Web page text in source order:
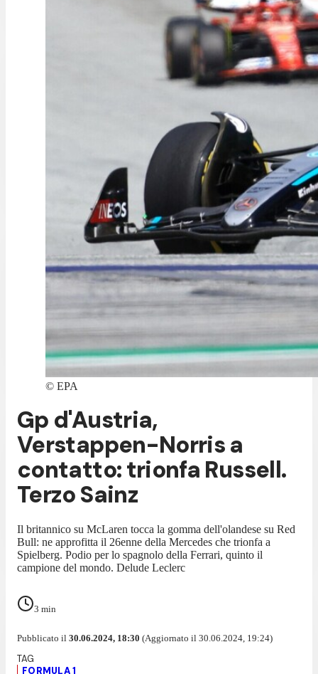
© EPA
Gp d'Austria,
Verstappen-Norris a
contatto: trionfa Russell.
Terzo Sainz
Il britannico su McLaren tocca la gomma dell'olandese su Red
Bull: ne approfitta il 26enne della Mercedes che trionfa a
Spielberg. Podio per lo spagnolo della Ferrari, quinto il
campione del mondo. Delude Leclerc
3 min
Pubblicato il 30.06.2024, 18:30 (Aggiornato il 30.06.2024, 19:24)
FORMULA 1